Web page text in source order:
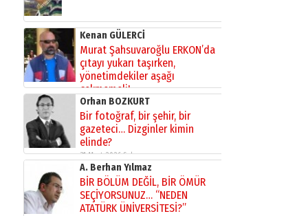
Kenan GÜLERCİ
Murat Şahsuvaroğlu ERKON’da
çıtayı yukarı taşırken,
yönetimdekiler aşağı
çekmemeli!
17 Şubat 2026 SalıOrhan BOZKURT
Bir fotoğraf, bir şehir, bir
gazeteci… Dizginler kimin
elinde?
31 Mart 2026 Salı
A. Berhan Yılmaz
BİR BÖLÜM DEĞİL, BİR ÖMÜR
SEÇİYORSUNUZ… “NEDEN
ATATÜRK ÜNİVERSİTESİ?”